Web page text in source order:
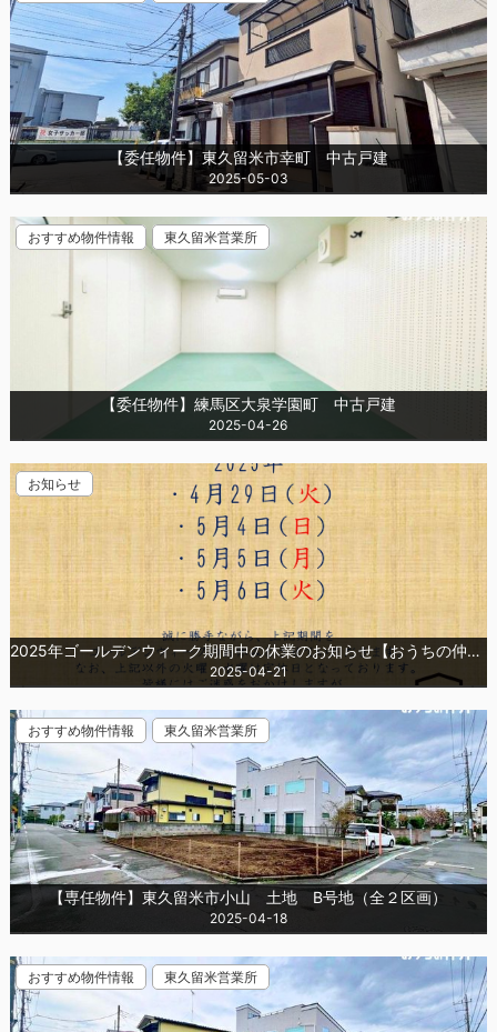
【委任物件】東久留米市幸町 中古戸建
2025-05-03
おすすめ物件情報 東久留米営業所
【委任物件】練馬区大泉学園町 中古戸建
2025-04-26
お知らせ
2025年ゴールデンウィーク期間中の休業のお知らせ【おうちの仲介+】
2025-04-21
おすすめ物件情報 東久留米営業所
【専任物件】東久留米市小山 土地 B号地（全２区画）
2025-04-18
おすすめ物件情報 東久留米営業所